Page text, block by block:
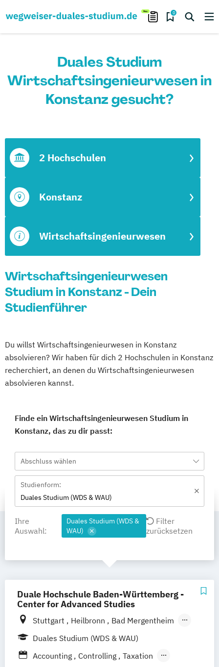
0
Duales Studium
Wirtschaftsingenieurwesen in
Konstanz gesucht?
Wirtschaftsingenieurwesen
Konstanz
2 Hochschulen
Wirtschaftsingenieurwesen
Studium in Konstanz - Dein
Studienführer
Du willst Wirtschaftsingenieurwesen in Konstanz
absolvieren? Wir haben für dich 2 Hochschulen in Konstanz
recherchiert, an denen du Wirtschaftsingenieurwesen
absolvieren kannst.
Finde ein Wirtschaftsingenieurwesen Studium in
Konstanz, das zu dir passt:
Abschluss wählen
Studienform:
Duales Studium (WDS & WAU)
Ihre
Auswahl:
Duales Studium (WDS &
WAU)
Filter
zurücksetzen
Duale Hochschule Baden-Württemberg -
Center for Advanced Studies
Stuttgart Heilbronn
Bad Mergentheim
Friedrichshafen
Heidenheim
Ravensburg Villingen-Schwenningen
Duales Studium (WDS & WAU)
Accounting
Controlling
Taxation